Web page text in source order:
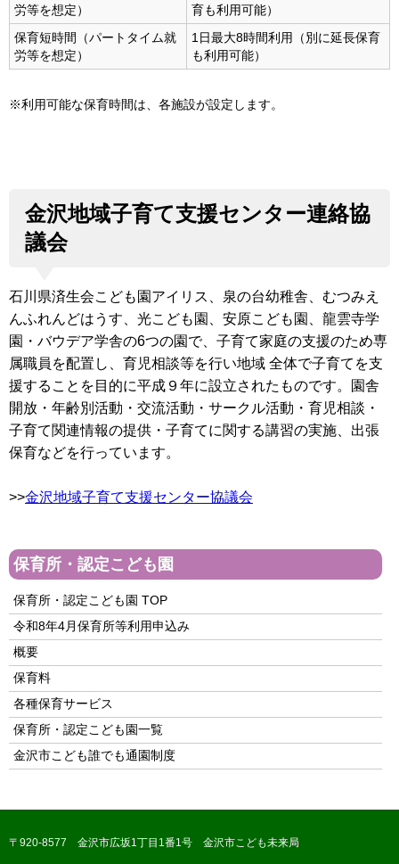
労等を想定）
育も利用可能）
保育短時間（パートタイム就
労等を想定）
1日最大8時間利用（別に延長保育
も利用可能）
※利用可能な保育時間は、各施設が設定します。
金沢地域子育て支援センター連絡協
議会
石川県済生会こども園アイリス、泉の台幼稚舎、むつみえ
んふれんどはうす、光こども園、安原こども園、龍雲寺学
園・バウデア学舎の6つの園で、子育て家庭の支援のため専
属職員を配置し、育児相談等を行い地域 全体で子育てを支
援することを目的に平成９年に設立されたものです。園舎
開放・年齢別活動・交流活動・サークル活動・育児相談・
子育て関連情報の提供・子育てに関する講習の実施、出張
保育などを行っています。
>>金沢地域子育て支援センター協議会
保育所・認定こども園
保育所・認定こども園 TOP
令和8年4月保育所等利用申込み
概要
保育料
各種保育サービス
保育所・認定こども園一覧
金沢市こども誰でも通園制度
〒920-8577 金沢市広坂1丁目1番1号 金沢市こども未来局